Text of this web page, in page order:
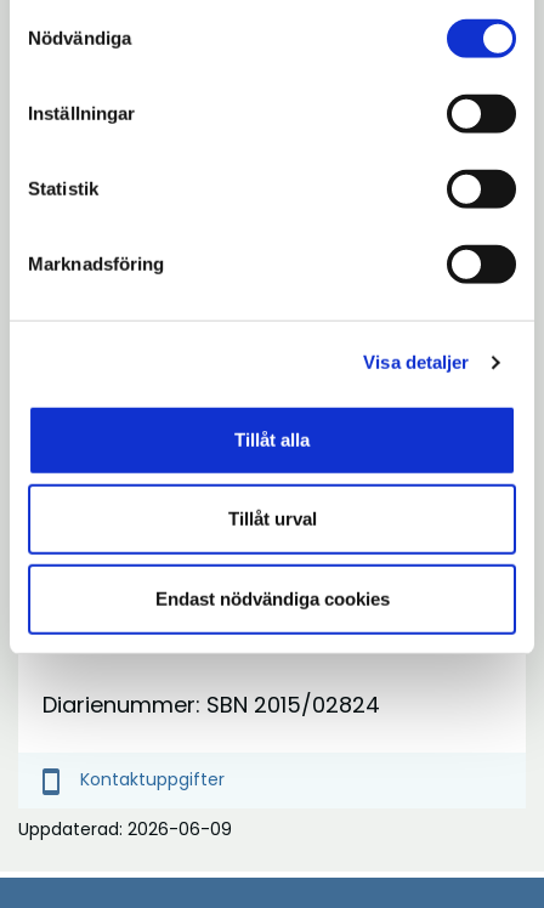
"Visa detaljer" kan du läsa om hur kakorna används och
hur vi och våra leverantörer inhämtar och behandlar
Nödvändiga
Inställningar
Statistik
Marknadsföring
Visa detaljer
Tillåt alla
Tillåt urval
Endast nödvändiga cookies
bottenplan mot Klockarvägen, med entréer
Preliminär tidplan
Detaljplanen är för närvarande pausad.
Nästa tillfälle för att lämna synpunkter på
Ärendeinformation
Diarienummer: SBN 2015/02824
smartphone Kontaktuppgifter
Uppdaterad: 2026-06-09